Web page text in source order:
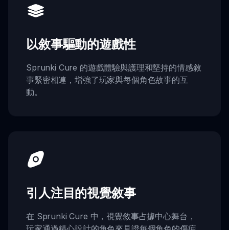
以敘事驅動的遊戲性
Sprunki Cure 的遊戲體驗與護理和堅持的情感敘
事緊密相連，增強了玩家與每個角色故事的互
動。
引人注目的視覺敘事
在 Sprunki Cure 中，視覺敘事占據中心舞台，